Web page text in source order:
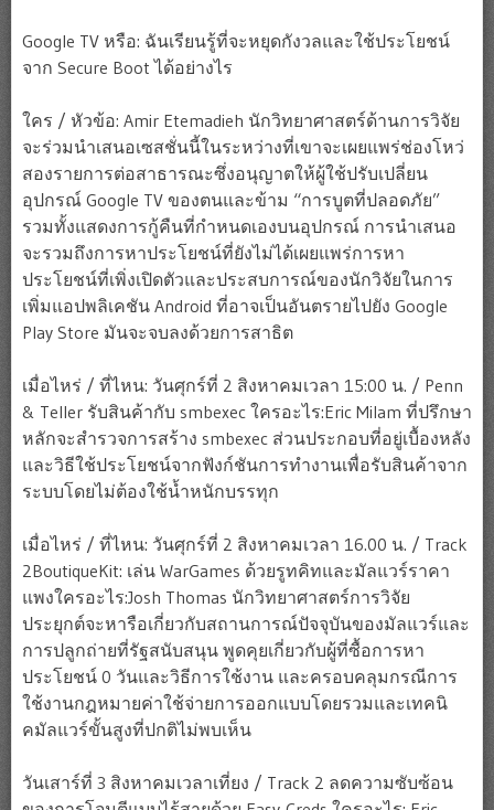
Google TV หรือ: ฉันเรียนรู้ที่จะหยุดกังวลและใช้ประโยชน์
จาก Secure Boot ได้อย่างไร
ใคร / หัวข้อ: Amir Etemadieh นักวิทยาศาสตร์ด้านการวิจัย
จะร่วมนำเสนอเซสชั่นนี้ในระหว่างที่เขาจะเผยแพร่ช่องโหว่
สองรายการต่อสาธารณะซึ่งอนุญาตให้ผู้ใช้ปรับเปลี่ยน
อุปกรณ์ Google TV ของตนและข้าม “การบูตที่ปลอดภัย”
รวมทั้งแสดงการกู้คืนที่กำหนดเองบนอุปกรณ์ การนำเสนอ
จะรวมถึงการหาประโยชน์ที่ยังไม่ได้เผยแพร่การหา
ประโยชน์ที่เพิ่งเปิดตัวและประสบการณ์ของนักวิจัยในการ
เพิ่มแอปพลิเคชัน Android ที่อาจเป็นอันตรายไปยัง Google
Play Store มันจะจบลงด้วยการสาธิต
เมื่อไหร่ / ที่ไหน: วันศุกร์ที่ 2 สิงหาคมเวลา 15:00 น. / Penn
& Teller รับสินค้ากับ smbexec ใครอะไร:Eric Milam ที่ปรึกษา
หลักจะสำรวจการสร้าง smbexec ส่วนประกอบที่อยู่เบื้องหลัง
และวิธีใช้ประโยชน์จากฟังก์ชันการทำงานเพื่อรับสินค้าจาก
ระบบโดยไม่ต้องใช้น้ำหนักบรรทุก
เมื่อไหร่ / ที่ไหน: วันศุกร์ที่ 2 สิงหาคมเวลา 16.00 น. / Track
2BoutiqueKit: เล่น WarGames ด้วยรูทคิทและมัลแวร์ราคา
แพงใครอะไร:Josh Thomas นักวิทยาศาสตร์การวิจัย
ประยุกต์จะหารือเกี่ยวกับสถานการณ์ปัจจุบันของมัลแวร์และ
การปลูกถ่ายที่รัฐสนับสนุน พูดคุยเกี่ยวกับผู้ที่ซื้อการหา
ประโยชน์ 0 วันและวิธีการใช้งาน และครอบคลุมกรณีการ
ใช้งานกฎหมายค่าใช้จ่ายการออกแบบโดยรวมและเทคนิ
คมัลแวร์ขั้นสูงที่ปกติไม่พบเห็น
วันเสาร์ที่ 3 สิงหาคมเวลาเที่ยง / Track 2 ลดความซับซ้อน